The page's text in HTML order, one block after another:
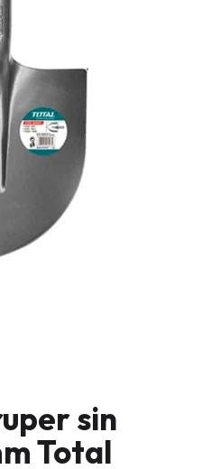
sin
Total